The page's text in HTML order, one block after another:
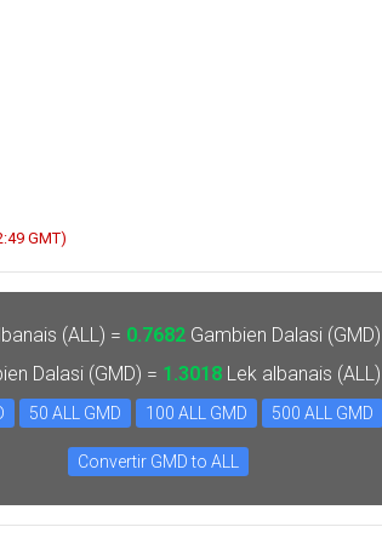
GMT)
(ALL) = 0.7682Gambien Dalasi (GMD)
Dalasi (GMD) = 1.3018Lek albanais (ALL)
50 ALL GMD 100 ALL GMD 500 ALL GMD
Convertir GMD to ALL